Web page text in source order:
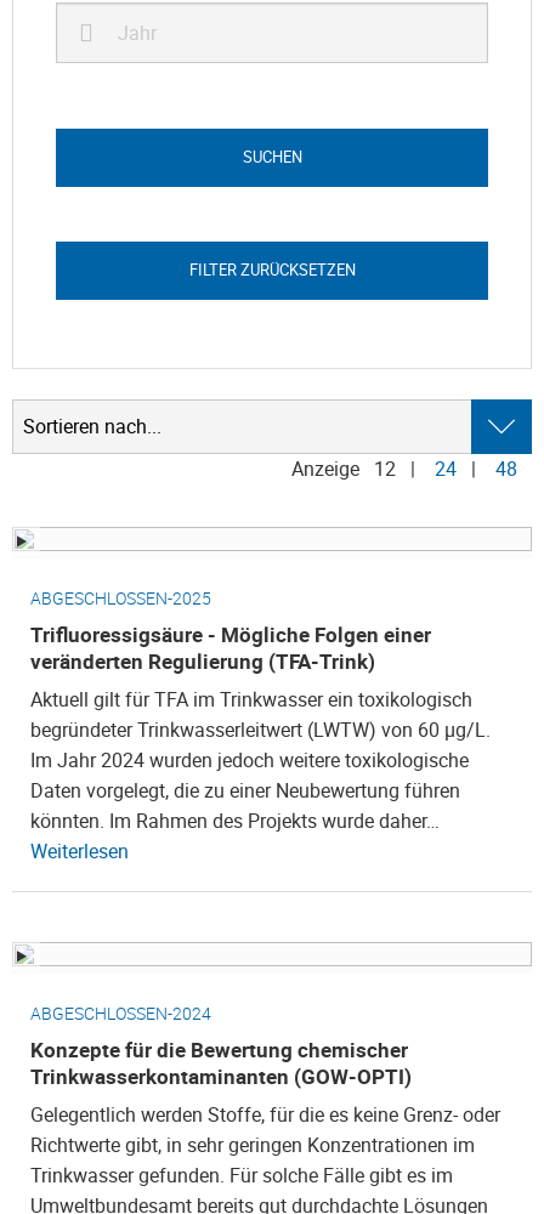
FILTER ZURÜCKSETZEN
Anzeige 12 | 24 | 48
ABGESCHLOSSEN-2025
Trifluoressigsäure - Mögliche Folgen einer
veränderten Regulierung (TFA-Trink)
Aktuell gilt für TFA im Trinkwasser ein toxikologisch
begründeter Trinkwasserleitwert (LWTW) von 60 µg/L.
Im Jahr 2024 wurden jedoch weitere toxikologische
Daten vorgelegt, die zu einer Neubewertung führen
könnten. Im Rahmen des Projekts wurde daher…
Weiterlesen
ABGESCHLOSSEN-2024
Konzepte für die Bewertung chemischer
Trinkwasserkontaminanten (GOW-OPTI)
Gelegentlich werden Stoffe, für die es keine Grenz- oder
Richtwerte gibt, in sehr geringen Konzentrationen im
Trinkwasser gefunden. Für solche Fälle gibt es im
Umweltbundesamt bereits gut durchdachte Lösungen